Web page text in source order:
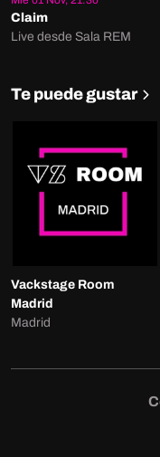
Claim
Live desde Sala REM
Te puede gustar
Vackstage Room
Madrid
Madrid